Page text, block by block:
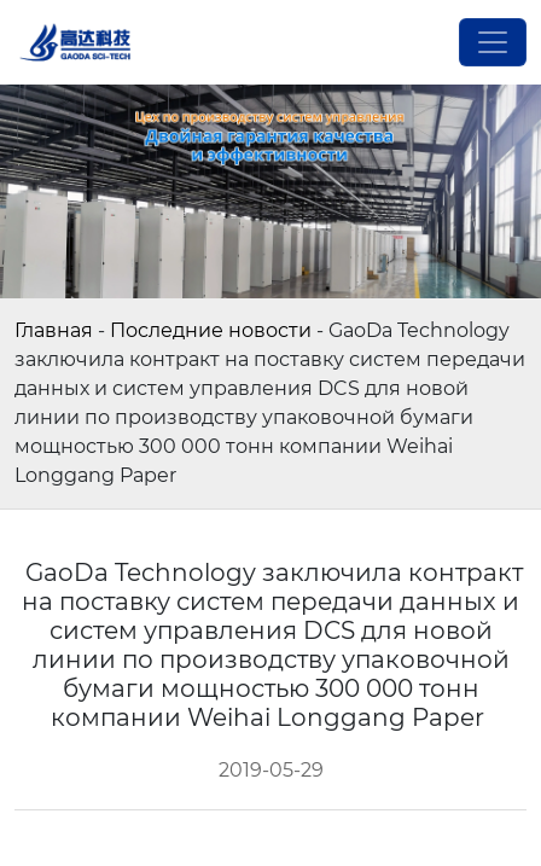
Главная - Последние новости - GaoDa Technology
заключила контракт на поставку систем передачи
данных и систем управления DCS для новой
линии по производству упаковочной бумаги
мощностью 300 000 тонн компании Weihai
Longgang Paper
GaoDa Technology заключила контракт
на поставку систем передачи данных и
систем управления DCS для новой
линии по производству упаковочной
бумаги мощностью 300 000 тонн
компании Weihai Longgang Paper
2019-05-29